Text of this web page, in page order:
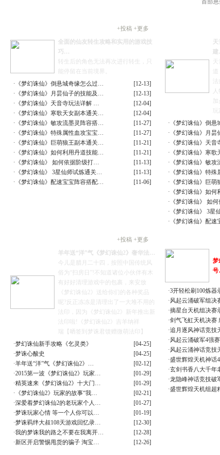
+投稿 +更多
全面的仙友转生攻略和实用的游戏技
巧…
转生后的角色无法再次进行转生，只
能停留在当前境界。
[12-13]
· 《梦幻诛仙》倒悬城奇缘怎么过…
[12-13]
· 《梦幻诛仙》月昙仙子的技能及…
[12-04]
· 《梦幻诛仙》天音寺玩法详解 …
[12-04]
· 《梦幻诛仙》寒歌天女副本通关…
[11-27]
· 《梦幻诛仙》敏攻流墨灵阵容搭…
[11-27]
· 《梦幻诛仙》特殊属性血攻宝宝…
[11-21]
· 《梦幻诛仙》巨萌狼王副本通关…
[11-21]
· 《梦幻诛仙》如何利用丹道技能…
[11-13]
· 《梦幻诛仙》 如何依据阶级打…
[11-13]
· 《梦幻诛仙》 3星仙师试炼通关…
[11-06]
· 《梦幻诛仙》配速宝宝阵容搭配…
· 《梦幻诛仙》倒
· 《梦幻诛仙》月
· 《梦幻诛仙》天
· 《梦幻诛仙》寒
· 《梦幻诛仙》敏
· 《梦幻诛仙》特
· 《梦幻诛仙》巨
· 《梦幻诛仙》如
· 《梦幻诛仙》 如
· 《梦幻诛仙》 3
· 《梦幻诛仙》配
+投稿 +更多
羊年送“洋”气《梦幻诛仙2》奢华法…
‍今儿是腊月二十四，按照中国传统风
俗为“扫房日”!不知道诸位小伙伴有木
有好好清理游戏中的包裹，来安放
《梦幻诛仙2》送给你们的各种奖品
呢?反正冻冻是清理出了一大堆不用的
法印，因为《梦幻诛仙2》新年推出新
法印啦!‍‍‍‍‍‍《梦幻诛仙2》吉羊纳祥
瑞‍‍‍【晒签到梦诛君馈赠微萌法印】‍
[04-25]
·梦幻诛仙新手攻略《乞灵类》
[04-25]
·梦诛心酸史
[02-12]
·羊年送“洋”气《梦幻诛仙2》…
[01-29]
·2015第一波《梦幻诛仙2》玩家…
[01-29]
·精英速来《梦幻诛仙2》十大门…
[02-21]
· 《梦幻诛仙2》玩家的故事“我…
[01-27]
·深爱着梦幻诛仙2的老玩家个人…
[01-19]
·梦诛玩家心情 等一个人你可以…
[12-30]
·梦诛羁绊大叔108天游戏回忆录…
[12-28]
·我的梦诛我的路之不要在我离开…
[12-26]
·新区开启警惕甩货的骗子 淘宝…
梦
·3开轻松刷100炼
·风起云涌破军组决
·摘星台天机组决
·剑气飞虹天机决
·追月逐风神话竞
·风起云涌破军4强
·风起云涌神话竞
·盛世辉煌天机神
·玄剑书香八大千
·龙隐峰神话竞技
·盛世辉煌天机组